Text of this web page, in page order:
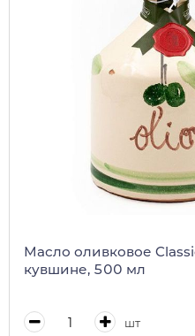
Масло оливковое
кувшине, 500 мл
шт